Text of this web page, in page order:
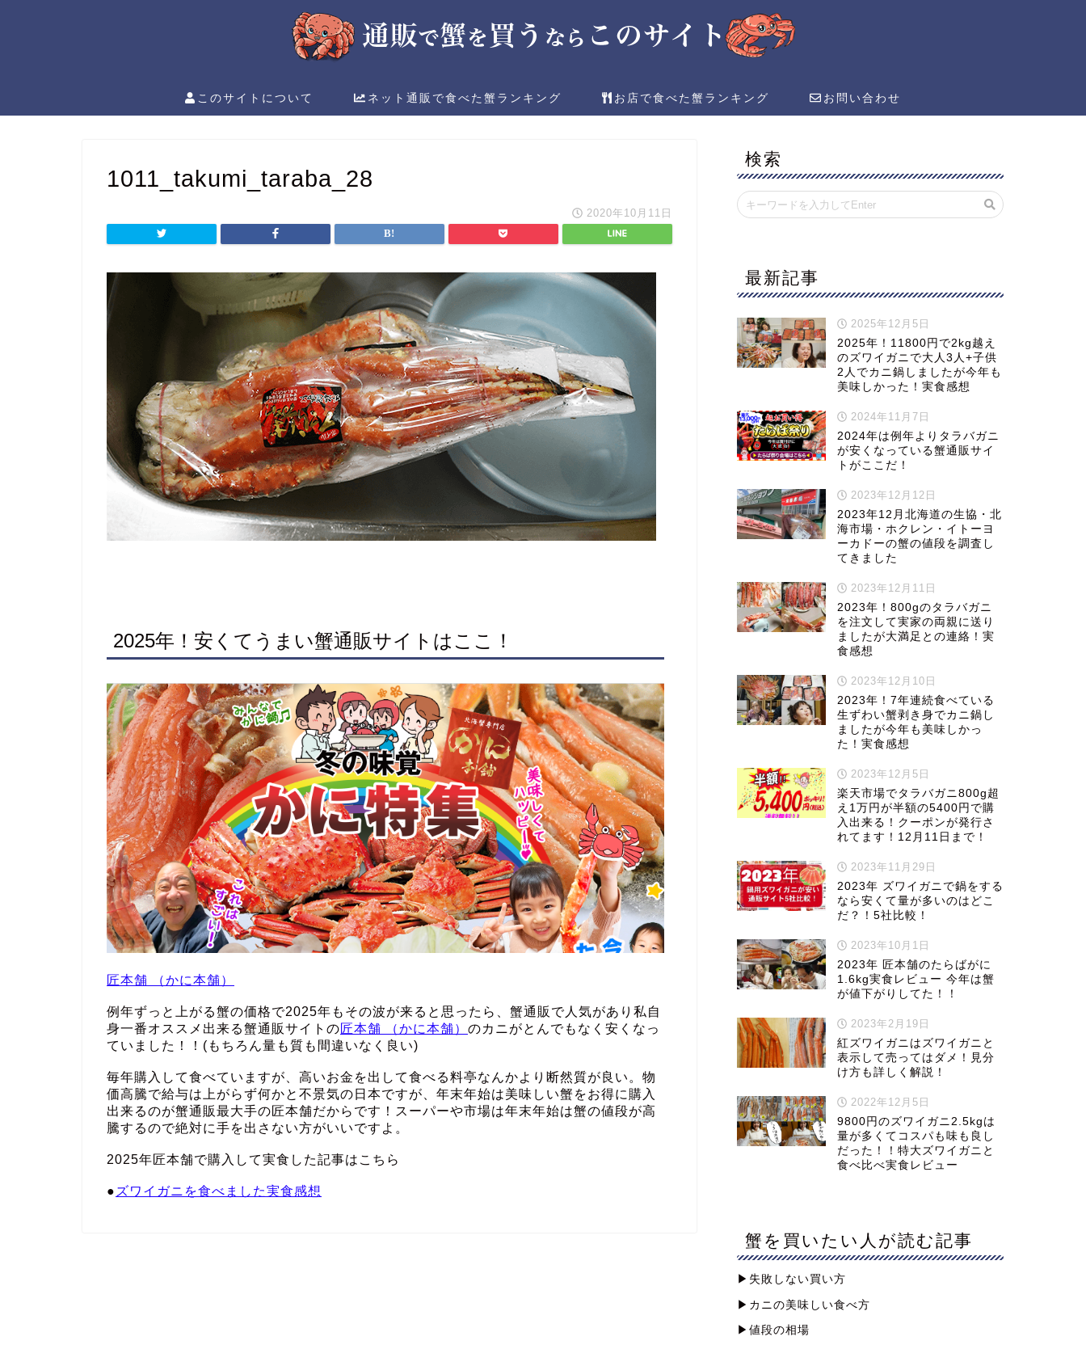
このサイトについて ネット通販で食べた蟹ランキング お店で食べた蟹ランキング お問い合わせ
1011_takumi_taraba_28
2020年10月11日
2025年！安くてうまい蟹通販サイトはここ！
匠本舗 （かに本舗）
例年ずっと上がる蟹の価格で2025年もその波が来ると思ったら、蟹通販で人気があり私自
身一番オススメ出来る蟹通販サイトの匠本舗 （かに本舗） のカニがとんでもなく安くなっ
ていました！！(もちろん量も質も間違いなく良い)
毎年購入して食べていますが、高いお金を出して食べる料亭なんかより断然質が良い。物
価高騰で給与は上がらず何かと不景気の日本ですが、年末年始は美味しい蟹をお得に購入
出来るのが蟹通販最大手の匠本舗だからです！スーパーや市場は年末年始は蟹の値段が高
騰するので絶対に手を出さない方がいいですよ。
2025年匠本舗で購入して実食した記事はこちら
● ズワイガニを食べました実食感想
検索
最新記事
2025年12月5日
2025年！11800円で2kg越え
のズワイガニで大人3人+子供
2人でカニ鍋しましたが今年も
美味しかった！実食感想
2024年11月7日
2024年は例年よりタラバガニ
が安くなっている蟹通販サイ
トがここだ！
2023年12月12日
2023年12月北海道の生協・北
海市場・ホクレン・イトーヨ
ーカドーの蟹の値段を調査し
てきました
2023年12月11日
2023年！800gのタラバガニ
を注文して実家の両親に送り
ましたが大満足との連絡！実
食感想
2023年12月10日
2023年！7年連続食べている
生ずわい蟹剥き身でカニ鍋し
ましたが今年も美味しかっ
た！実食感想
2023年12月5日
楽天市場でタラバガニ800g超
え1万円が半額の5400円で購
入出来る！クーポンが発行さ
れてます！12月11日まで！
2023年11月29日
2023年 ズワイガニで鍋をする
なら安くて量が多いのはどこ
だ？！5社比較！
2023年10月1日
2023年 匠本舗のたらばがに
1.6kg実食レビュー 今年は蟹
が値下がりしてた！！
2023年2月19日
紅ズワイガニはズワイガニと
表示して売ってはダメ！見分
け方も詳しく解説！
2022年12月5日
9800円のズワイガニ2.5kgは
量が多くてコスパも味も良し
だった！！特大ズワイガニと
食べ比べ実食レビュー
蟹を買いたい人が読む記事
▶︎失敗しない買い方
▶︎カニの美味しい食べ方
▶︎値段の相場